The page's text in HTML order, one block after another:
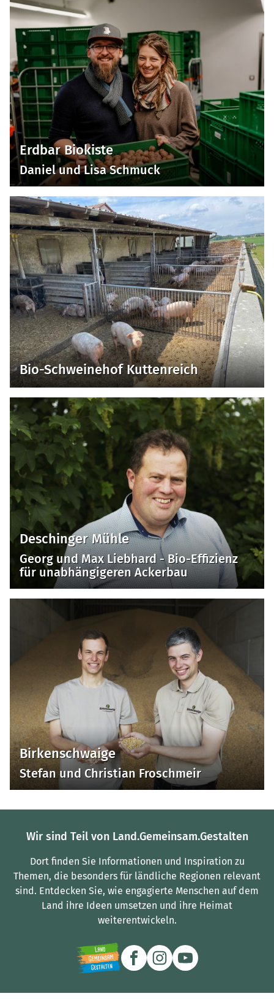
Erdbar Biokiste
Daniel und Lisa Schmuck
Bio-Schweinehof Kuttenreich
Deschinger Mühle
Georg und Max Liebhard - Bio-Effizienz
für unabhängigeren Ackerbau
Birkenschwaige
Stefan und Christian Froschmeir
Wir sind Teil von Land.Gemeinsam.Gestalten
Dort finden Sie Informationen und Inspiration zu
Themen, die besonders für ländliche Regionen relevant
sind. Entdecken Sie, wie engagierte Menschen auf dem
Land ihre Ideen umsetzen und ihre Heimat
weiterentwickeln.